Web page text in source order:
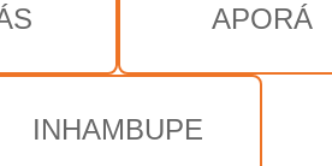
APORÁ
INHAMBUPE